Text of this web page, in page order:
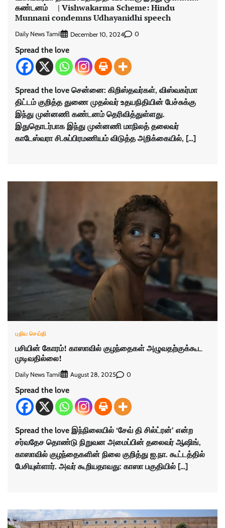
கண்டனம் | Vishwakarma Scheme: Hindu
Munnani condemns Udhayanidhi speech
Daily News Tamil December 10, 2024 0
Spread the love
Spread the love சென்னை: கிறிஸ்தவர்கள், விஸ்வகர்மா
திட்டம் குறித்த துணை முதல்வர் உதயநிதியின் பேச்சுக்கு
இந்து முன்னணி கண்டனம் தெரிவித்துள்ளது.
இதுதொடர்பாக இந்து முன்னணி மாநிலத் தலைவர்
காடேஸ்வரா சி.சுப்பிரமணியம் விடுத்த அறிக்கையில், […]
புதிய செய்தி
பசியின் கோரம்! காஸாவில் குழந்தைகள் அழுவதற்குக்கூட
முடிவதில்லை!
Daily News Tamil August 28, 2025 0
Spread the love
Spread the love இந்நிலையில் ‘சேவ் தி சில்ட்ரன்’ என்ற
சர்வதேச தொண்டு நிறுவன அமைப்பின் தலைவர் ஆஷிங்,
காஸாவில் குழந்தைகளின் நிலை குறித்து ஐ.நா. கூட்டத்தில்
பேசியுள்ளார். அவர் கூறியதாவது: காஸா பகுதியில் […]